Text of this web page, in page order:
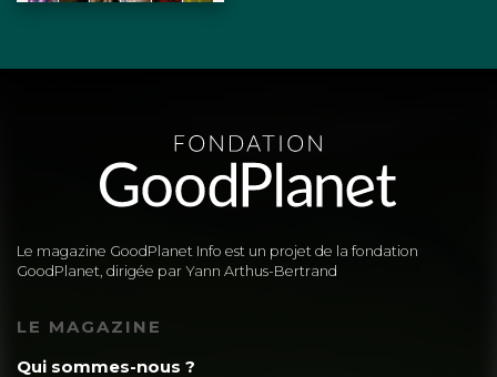
Le magazine GoodPlanet Info est un projet de la fondation
GoodPlanet, dirigée par Yann Arthus-Bertrand
LE MAGAZINE
Qui sommes-nous ?